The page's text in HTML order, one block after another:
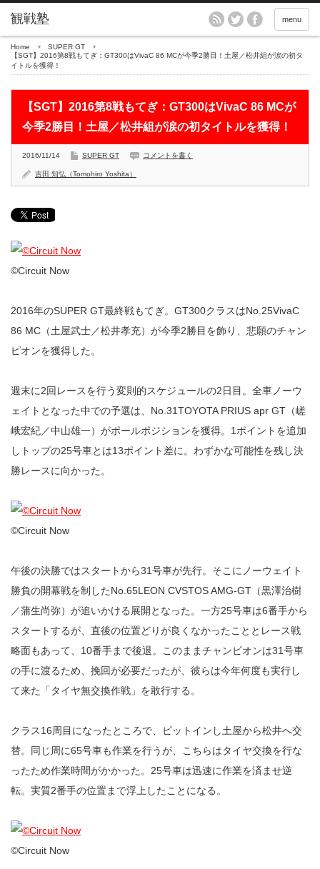
menu
Home
SUPER GT
【SGT】2016第8戦もてぎ：GT300はVivaC 86 MCが今季2勝目！土屋／松井組が涙の初タ
イトルを獲得！
【SGT】2016第8戦もてぎ：GT300はVivaC 86 MCが
今季2勝目！土屋／松井組が涙の初タイトルを獲得！
2016/11/14 SUPER GT コメントを書く
吉田 知弘（Tomohiro Yoshita）
©︎Circuit Now
2016年のSUPER GT最終戦もてぎ。GT300クラスはNo.25VivaC
86 MC（土屋武士／松井孝充）が今季2勝目を飾り、悲願のチャン
ピオンを獲得した。
週末に2回レースを行う変則的スケジュールの2日目。全車ノーウ
ェイトとなった中での予選は、No.31TOYOTA PRIUS apr GT（嵯
峨宏紀／中山雄一）がポールポジションを獲得。1ポイントを追加
しトップの25号車とは13ポイント差に。わずかな可能性を残し決
勝レースに向かった。
©︎Circuit Now
午後の決勝ではスタートから31号車が先行。そこにノーウェイト
勝負の開幕戦を制したNo.65LEON CVSTOS AMG-GT（黒澤治樹
／蒲生尚弥）が追いかける展開となった。一方25号車は6番手から
スタートするが、直後の位置どりが良くなかったこととレース戦
略面もあって、10番手まで後退。このままチャンピオンは31号車
の手に渡るため、挽回が必要だったが、彼らは今年何度も実行し
て来た「タイヤ無交換作戦」を敢行する。
クラス16周目になったところで、ピットインし土屋から松井へ交
替。同じ周に65号車も作業を行うが、こちらはタイヤ交換を行な
ったため作業時間がかかった。25号車は迅速に作業を済ませ逆
転。実質2番手の位置まで浮上したことになる。
©︎Circuit Now